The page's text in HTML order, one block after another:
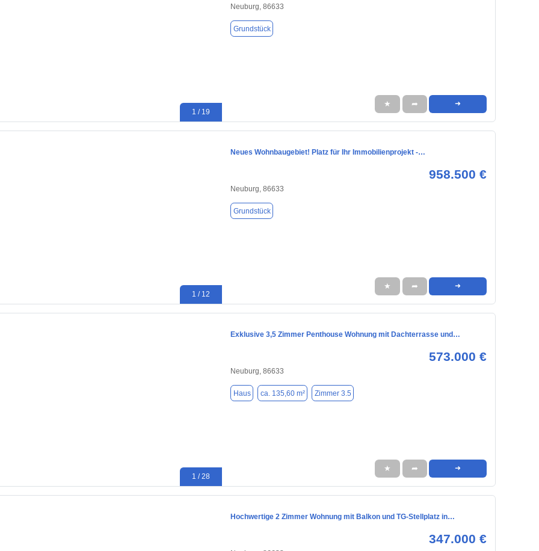
1 / 19
Neuburg, 86633
Grundstück
★ ➦ ➜
1 / 12
Neues Wohnbaugebiet! Platz für Ihr Immobilienprojekt -…
958.500 €
Neuburg, 86633
Grundstück
★ ➦ ➜
1 / 28
Exklusive 3,5 Zimmer Penthouse Wohnung mit Dachterrasse und…
573.000 €
Neuburg, 86633
Haus ca. 135,60 m² Zimmer 3.5
★ ➦ ➜
Hochwertige 2 Zimmer Wohnung mit Balkon und TG-Stellplatz in…
347.000 €